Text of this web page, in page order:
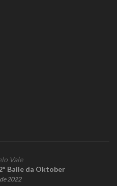
Vale
Baile da Oktober
2022